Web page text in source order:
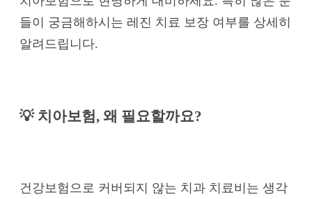
들이 궁금해하시는 레진 치료 보장 여부를 상세히
알려드립니다.
💡 치아보험, 왜 필요할까요?
건강보험으로 커버되지 않는 치과 치료비는 생각